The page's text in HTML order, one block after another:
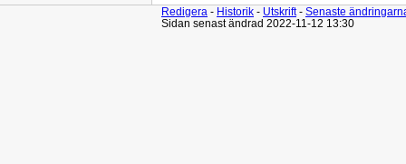
Redigera - Historik - Utskrift- Senaste
Sidan senast ändrad 2022-11-12 13:30